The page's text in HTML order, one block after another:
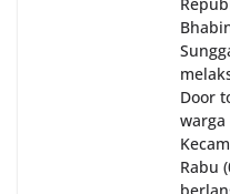
Door
warga
Rabu